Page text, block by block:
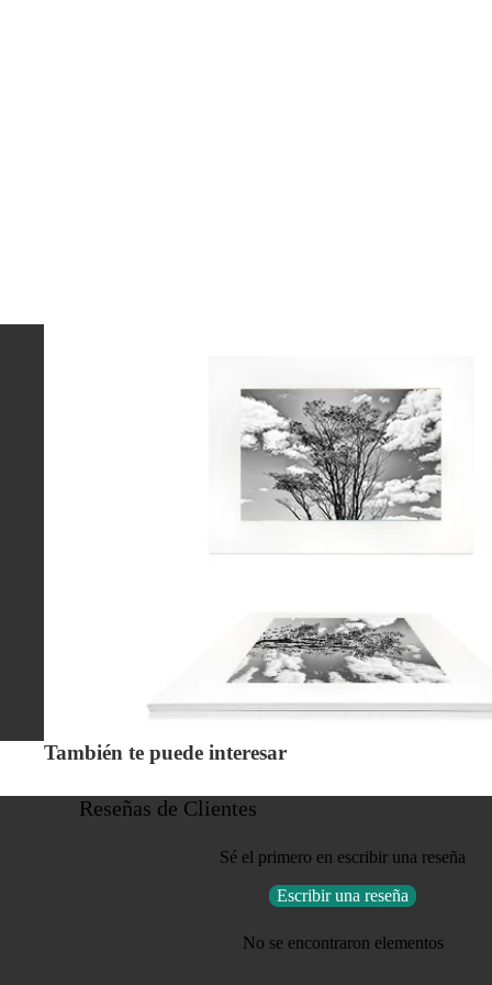
También te puede interesar
Reseñas de Clientes
Sé el primero en escribir una reseña
Escribir una reseña
No se encontraron elementos